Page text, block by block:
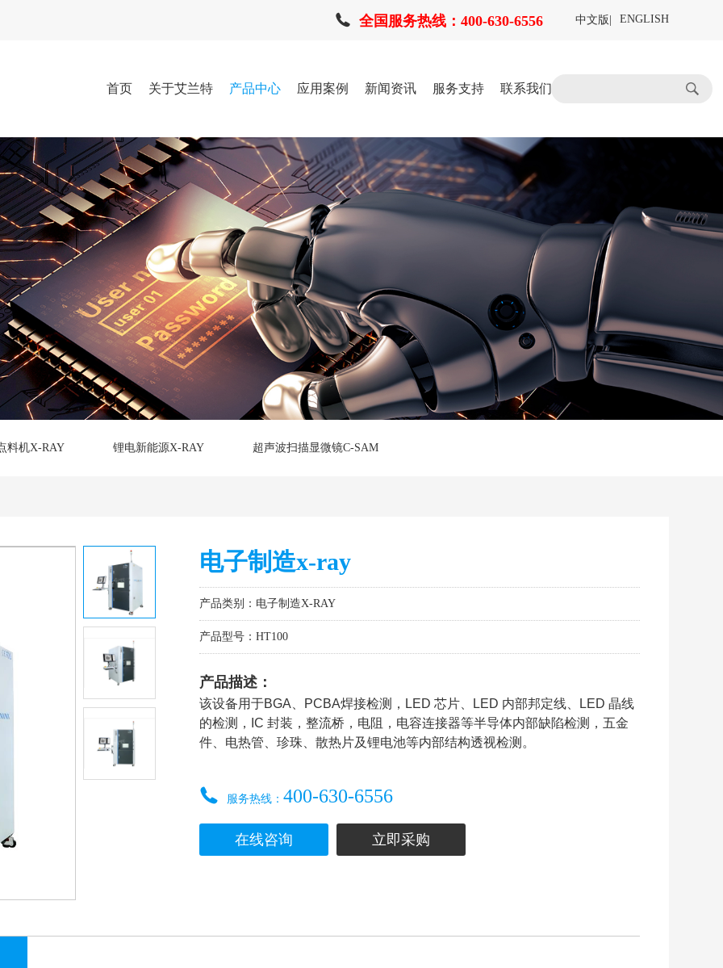
全国服务热线：400-630-6556 中文版 ENGLISH
首页 关于艾兰特 产品中心 应用案例 新闻资讯 服务支持 联系我们
料机X-RAY 锂电新能源X-RAY 超声波扫描显微镜C-SAM
电子制造x-ray
产品类别：电子制造X-RAY
产品型号：HT100
产品描述：
该设备用于BGA、PCBA焊接检测，LED 芯片、LED 内部邦定线、LED 晶线
的检测，IC 封装，整流桥，电阻，电容连接器等半导体内部缺陷检测，五金
件、电热管、珍珠、散热片及锂电池等内部结构透视检测。
服务热线： 400-630-6556
在线咨询 立即采购